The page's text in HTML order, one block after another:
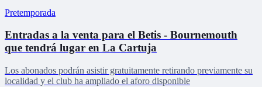
Pretemporada
Entradas a la venta para el Betis - Bournemouth
que tendrá lugar en La Cartuja
Los abonados podrán asistir gratuitamente retirando previamente su
localidad y el club ha ampliado el aforo disponible